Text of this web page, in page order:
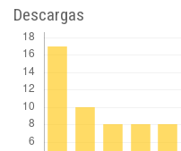
Descargas